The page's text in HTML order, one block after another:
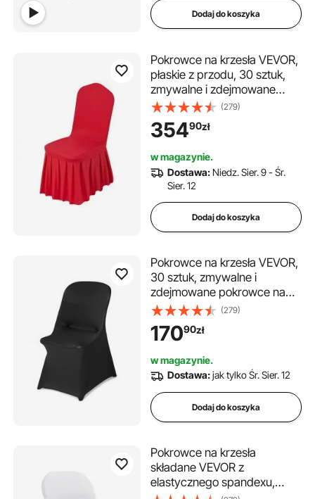
Dodaj do koszyka
Pokrowce na krzesła VEVOR,
płaskie z przodu, 30 sztuk,
zmywalne i zdejmowane
pokrowce na krzesła z
poliestru i spandexu na
wesela i do restauracji,
95 cm), czerwone
(279)
35490zł
w magazynie.
Dostawa: Niedz. Sier. 9 - Śr.
Sier. 12
Dodaj do koszyka
Pokrowce na krzesła VEVOR,
30 sztuk, zmywalne i
zdejmowane pokrowce na
krzesła z poliestru i spandexu
na wesela, bankiety w
jadalniach i restauracjach,
x 86 cm), czarne
(279)
17090zł
w magazynie.
Dostawa:jak tylko Śr. Sier. 12
Dodaj do koszyka
Pokrowce na krzesła
składane VEVOR z
elastycznego spandexu,